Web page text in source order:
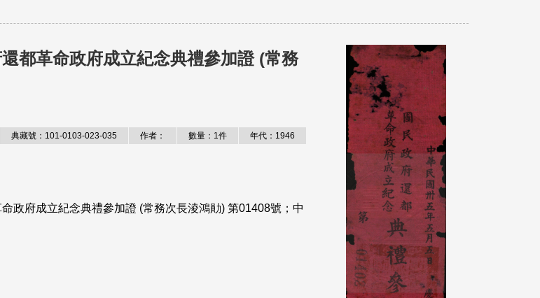
都革命政府成立紀念典禮參加證 (常務
典藏號：101-0103-023-035 作者： 數量：1件 年代：1946
政府成立紀念典禮參加證 (常務次長淩鴻勛) 第01408號；中